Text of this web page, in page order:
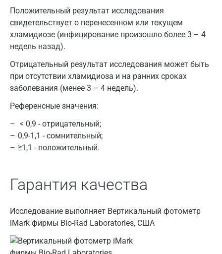
Положительный результат исследования
свидетельствует о перенесенном или текущем
хламидиозе (инфицирование произошло более 3 – 4
недель назад).
Отрицательный результат исследования может быть
при отсутствии хламидиоза и на ранних сроках
заболевания (менее 3 – 4 недель).
Референсные значения:
< 0,9 - отрицательный;
0,9-1,1 - сомнительный;
≥1,1 - положительный.
Гарантия качества
Исследование выполняет Вертикальный фотометр
iMark фирмы Bio-Rad Laboratories, США
Москва
Санкт-Петербург
Нижний Новгород
Казань
Альметьевск
Апрелевка
Армавир
Барнаул
Великий Новгород
Видное